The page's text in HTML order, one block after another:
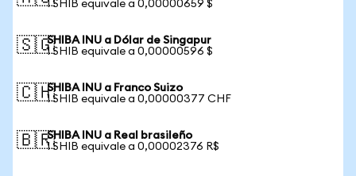
1 SHIB equivale a 0,00000659 $
🇸🇬SHIBA INU a Dólar de Singapur
1 SHIB equivale a 0,00000596 $
🇨🇭SHIBA INU a Franco Suizo
1 SHIB equivale a 0,00000377 CHF
🇧🇷SHIBA INU a Real brasileño
1 SHIB equivale a 0,00002376 R$